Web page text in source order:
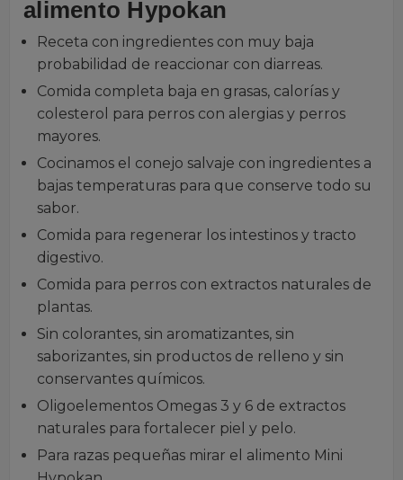
alimento Hypokan
Receta con ingredientes con muy baja
probabilidad de reaccionar con diarreas.
Comida completa baja en grasas, calorías y
colesterol para perros con alergias y perros
mayores.
Cocinamos el conejo salvaje con ingredientes a
bajas temperaturas para que conserve todo su
sabor.
Comida para regenerar los intestinos y tracto
digestivo.
Comida para perros con extractos naturales de
plantas.
Sin colorantes, sin aromatizantes, sin
saborizantes, sin productos de relleno y sin
conservantes químicos.
Oligoelementos Omegas 3 y 6 de extractos
naturales para fortalecer piel y pelo.
Para razas pequeñas mirar el alimento Mini